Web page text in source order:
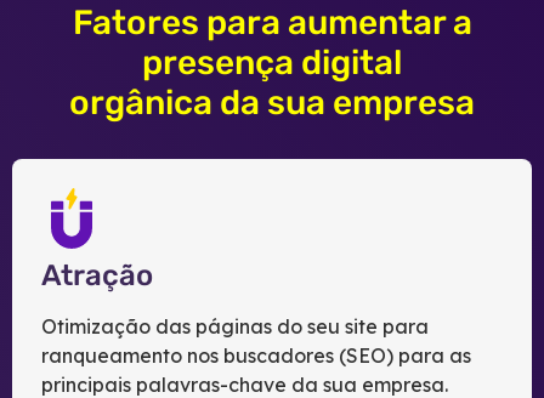
Fatores para aumentar a
presença digital
orgânica da sua empresa
Atração
Otimização das páginas do seu site para
ranqueamento nos buscadores (SEO) para as
principais palavras-chave da sua empresa.